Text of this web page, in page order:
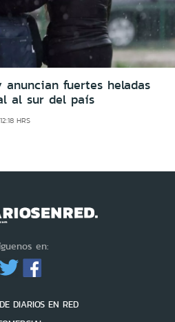
fuertes heladas
al sur del país
HRS
en:
DIARIOS EN RED